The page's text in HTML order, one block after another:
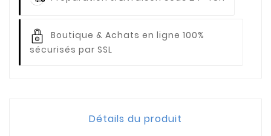
Boutique & Achats en ligne 100%
sécurisés par SSL
Détails du produit